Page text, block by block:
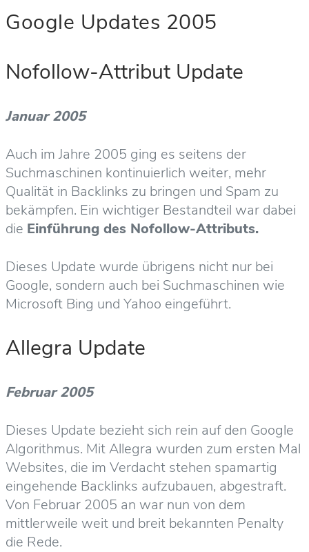
Google Updates 2005
Nofollow-Attribut Update
Januar 2005
Auch im Jahre 2005 ging es seitens der
Suchmaschinen kontinuierlich weiter, mehr
Qualität in Backlinks zu bringen und Spam zu
bekämpfen. Ein wichtiger Bestandteil war dabei
die Einführung des Nofollow-Attributs.
Dieses Update wurde übrigens nicht nur bei
Google, sondern auch bei Suchmaschinen wie
Microsoft Bing und Yahoo eingeführt.
Allegra Update
Februar 2005
Dieses Update bezieht sich rein auf den Google
Algorithmus. Mit Allegra wurden zum ersten Mal
Websites, die im Verdacht stehen spamartig
eingehende Backlinks aufzubauen, abgestraft.
Von Februar 2005 an war nun von dem
mittlerweile weit und breit bekannten Penalty
die Rede.